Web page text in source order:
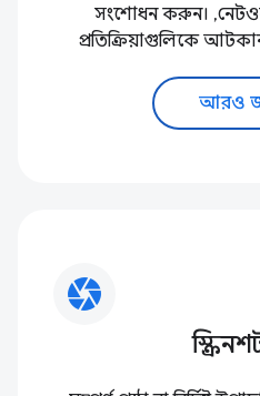
সংশোধন করুন।
প্রতিক্রিয়াগুলিকে
আরও
camera